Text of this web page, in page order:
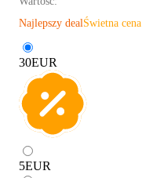
Najlepszy deal Świetna cena
30EUR
5EUR